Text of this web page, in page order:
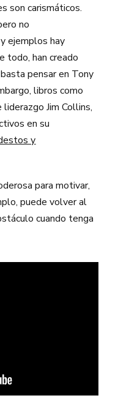
son carismáticos.
no
ejemplos hay
todo, han creado
pensar en Tony
libros como
Jim Collins,
en su
y
para motivar,
puede volver al
cuando tenga